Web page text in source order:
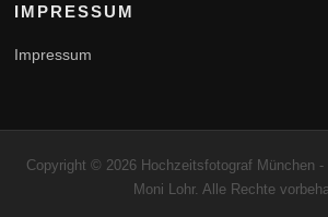
IMPRESSUM
Impressum
Copyright © 2026 Hochzeitsfotograf München
Moni Lohr. Alle Rechte